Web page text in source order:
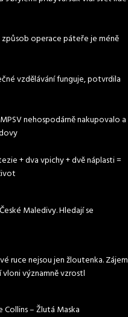
operace páteře je méně
vzdělávání funguje, potvrdila
nehospodárně nakupovalo a
+ dva vpichy + dvě náplasti =
Maledivy. Hledají se
ruce nejsou jen žloutenka. Zájem
významně vzrostl
Collins – Žlutá Maska